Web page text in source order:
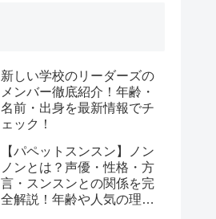
新しい学校のリーダーズの
メンバー徹底紹介！年齢・
名前・出身を最新情報でチ
ェック！
【パペットスンスン】ノン
ノンとは？声優・性格・方
言・スンスンとの関係を完
全解説！年齢や人気の理由